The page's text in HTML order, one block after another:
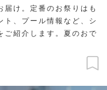
け。定番のお祭りはも
ト、プール情報など、シ
ご紹介します。夏のおで